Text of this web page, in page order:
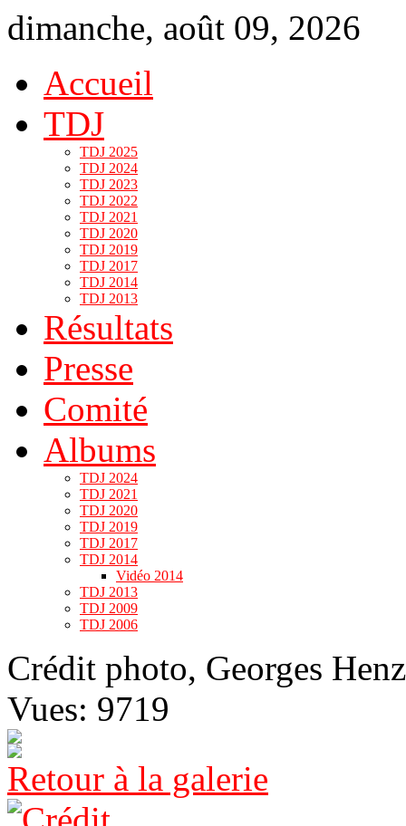
dimanche, août 09, 2026
Accueil
TDJ
TDJ 2025
TDJ 2024
TDJ 2023
TDJ 2022
TDJ 2021
TDJ 2020
TDJ 2019
TDJ 2017
TDJ 2014
TDJ 2013
Résultats
Presse
Comité
Albums
TDJ 2024
TDJ 2021
TDJ 2020
TDJ 2019
TDJ 2017
TDJ 2014
Vidéo 2014
TDJ 2013
TDJ 2009
TDJ 2006
Crédit photo, Georges Henz
Vues: 9719
Retour à la galerie